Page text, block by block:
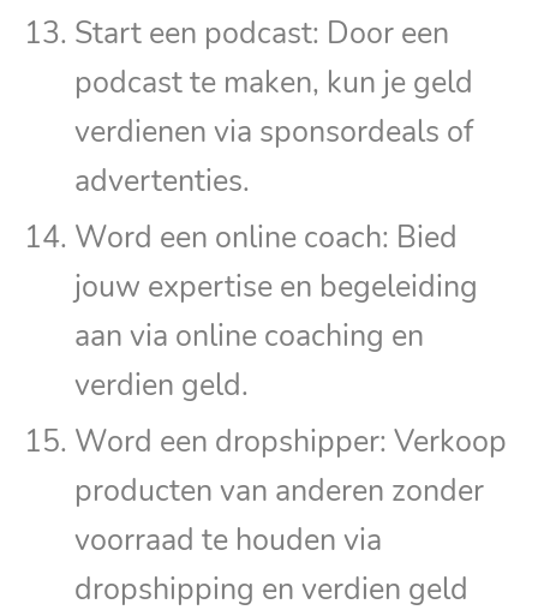
Start een podcast: Door een
podcast te maken, kun je geld
verdienen via sponsordeals of
advertenties.
Word een online coach: Bied
jouw expertise en begeleiding
aan via online coaching en
verdien geld.
Word een dropshipper: Verkoop
producten van anderen zonder
voorraad te houden via
dropshipping en verdien geld